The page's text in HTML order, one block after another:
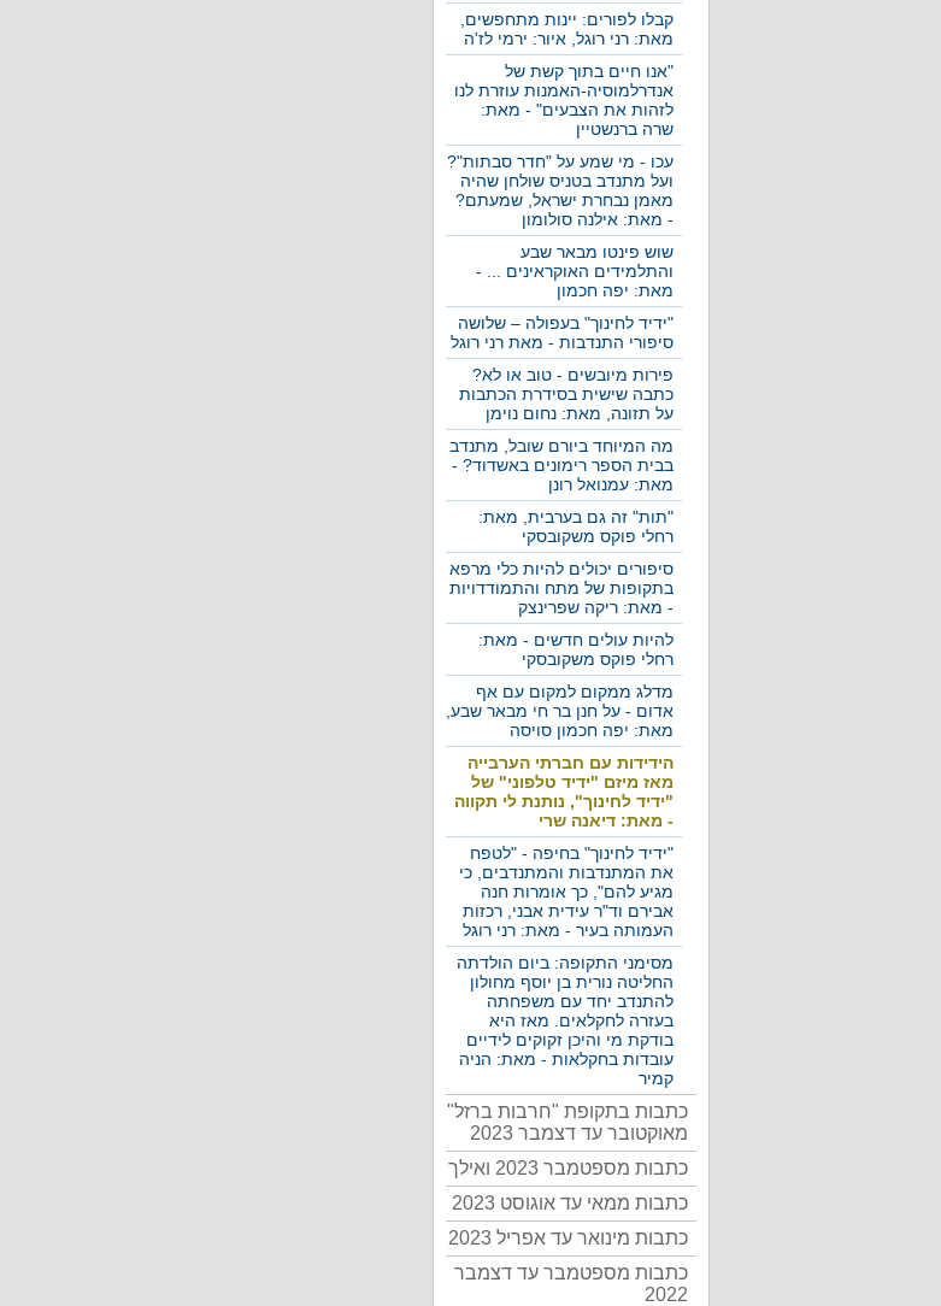
קבלו לפורים: יינות מתחפשים,
מאת: רני רוגל, איור: ירמי לז'ה
"אנו חיים בתוך קשת של
אנדרלמוסיה-האמנות עוזרת לנו
לזהות את הצבעים" - מאת:
שרה ברנשטיין
עכו - מי שמע על "חדר סבתות"?
ועל מתנדב בטניס שולחן שהיה
מאמן נבחרת ישראל, שמעתם?
- מאת: אילנה סולומון
שוש פינטו מבאר שבע
והתלמידים האוקראינים ... -
מאת: יפה חכמון
"ידיד לחינוך" בעפולה – שלושה
סיפורי התנדבות - מאת רני רוגל
פירות מיובשים - טוב או לא?
כתבה שישית בסידרת הכתבות
על תזונה, מאת: נחום נוימן
מה המיוחד ביורם שובל, מתנדב
בבית הספר רימונים באשדוד? -
מאת: עמנואל רונן
"תות" זה גם בערבית, מאת:
רחלי פוקס משקובסקי
סיפורים יכולים להיות כלי מרפא
בתקופות של מתח והתמודדויות
- מאת: ריקה שפרינצק
להיות עולים חדשים - מאת:
רחלי פוקס משקובסקי
מדלג ממקום למקום עם אף
אדום - על חנן בר חי מבאר שבע,
מאת: יפה חכמון סויסה
הידידות עם חברתי הערבייה
מאז מיזם "ידיד טלפוני" של
"ידיד לחינוך", נותנת לי תקווה
- מאת: דיאנה שרי
"ידיד לחינוך" בחיפה - "לטפח
את המתנדבות והמתנדבים, כי
מגיע להם", כך אומרות חנה
אבירם וד"ר עידית אבני, רכזות
העמותה בעיר - מאת: רני רוגל
מסימני התקופה: ביום הולדתה
החליטה נורית בן יוסף מחולון
להתנדב יחד עם משפחתה
בעזרה לחקלאים. מאז היא
בודקת מי והיכן זקוקים לידיים
עובדות בחקלאות - מאת: הניה
קמיר
כתבות בתקופת "חרבות ברזל"
מאוקטובר עד דצמבר 2023
כתבות מספטמבר 2023 ואילך
כתבות ממאי עד אוגוסט 2023
כתבות מינואר עד אפריל 2023
כתבות מספטמבר עד דצמבר
2022